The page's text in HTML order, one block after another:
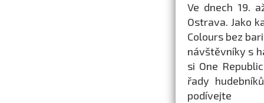
Ve dnech 19.
Ostrava. Jako
Colours bez
návštěvníky s
si One
řady